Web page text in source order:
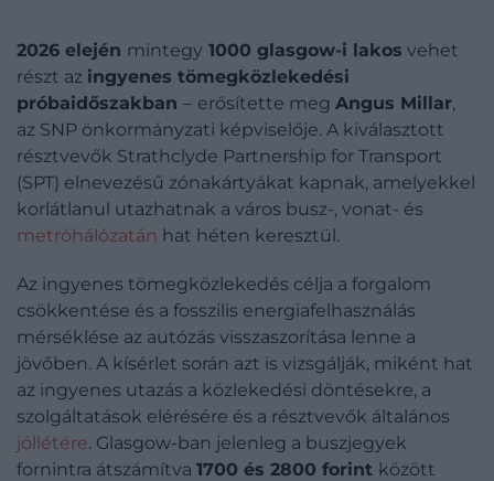
2026 elején mintegy 1000 glasgow-i lakos vehet
részt az ingyenes tömegközlekedési
próbaidőszakban – erősítette meg Angus Millar,
az SNP önkormányzati képviselője. A kiválasztott
résztvevők Strathclyde Partnership for Transport
(SPT) elnevezésű zónakártyákat kapnak, amelyekkel
korlátlanul utazhatnak a város busz-, vonat- és
metróhálózatán hat héten keresztül.
Az ingyenes tömegközlekedés célja a forgalom
csökkentése és a fosszilis energiafelhasználás
mérséklése az autózás visszaszorítása lenne a
jövőben. A kísérlet során azt is vizsgálják, miként hat
az ingyenes utazás a közlekedési döntésekre, a
szolgáltatások elérésére és a résztvevők általános
jóllétére. Glasgow-ban jelenleg a buszjegyek
fornintra átszámítva 1700 és 2800 forint között